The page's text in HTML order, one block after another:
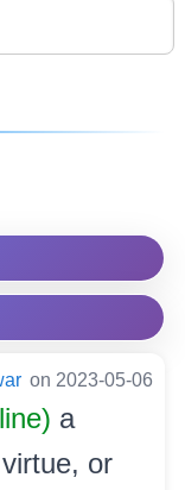
on 2023-05-06
a
or